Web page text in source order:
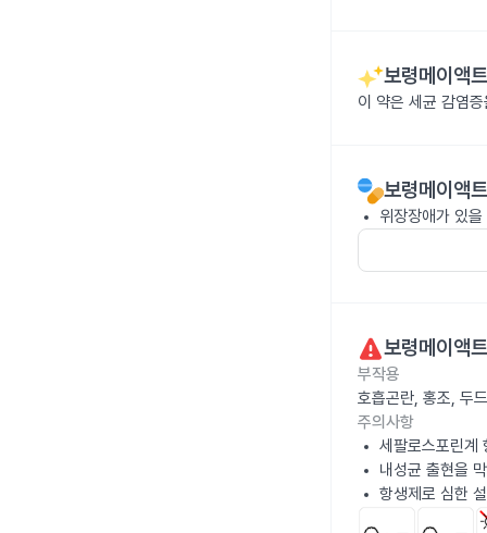
보령메이액
이 약은 세균 감염
보령메이액
위장장애가 있
보령메이액
부작용
호흡곤란, 홍조, 두
주의사항
세팔로스포린계
내성균 출현을
항생제로 심한